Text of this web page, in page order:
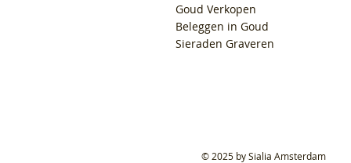
Goud Verkopen
Beleggen in Goud
Sieraden Graveren
© 2025 by Sialia Amsterdam